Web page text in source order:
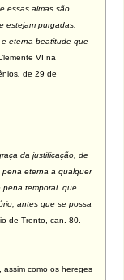
essas almas são
estejam purgadas,
eterna beatitude que
VI na
de 29 de
da justificação, de
eterna a qualquer
pena temporal que
antes que se possa
de Trento, can. 80.
como os hereges